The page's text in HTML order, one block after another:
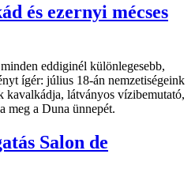
és ezernyi mécses
eddiginél különlegesebb,
ígér: július 18-án nemzetiségeink
kavalkádja, látványos vízibemutató,
meg a Duna ünnepét.
Salon de